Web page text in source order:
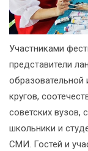
Участниками
представители
образовательной
кругов,
советских вузов,
школьники и
СМИ. Гостей и